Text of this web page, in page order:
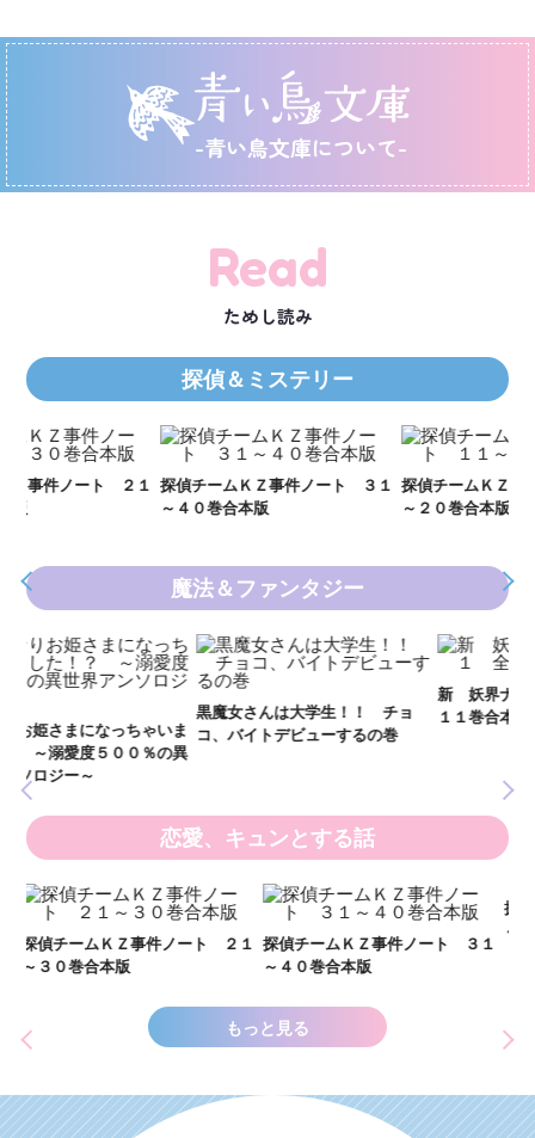
-青い鳥文庫について-
Read
ためし読み
探偵＆ミステリー
探偵チームＫＺ事件ノート ３１
～４０巻合本版
探偵チームＫＺ事件ノート １１
～２０巻合本版
魔法＆ファンタジー
黒魔女さんは大学生！！ チョ
コ、バイトデビューするの巻
新 妖界ナビ・ルナ１～１１ 全
１１巻合本版
恋愛、キュンとする話
探偵チームＫＺ事件ノート ３１
～４０巻合本版
探偵チームＫＺ事件ノート １１
～２０巻合本版
もっと見る